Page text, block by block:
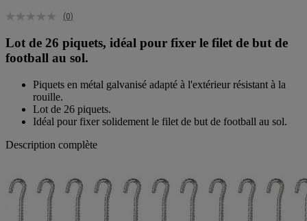
(0)
Lot de 26 piquets, idéal pour fixer le filet de but de
football au sol.
Piquets en métal galvanisé adapté à l'extérieur résistant à la
rouille.
Lot de 26 piquets.
Idéal pour fixer solidement le filet de but de football au sol.
Description complète